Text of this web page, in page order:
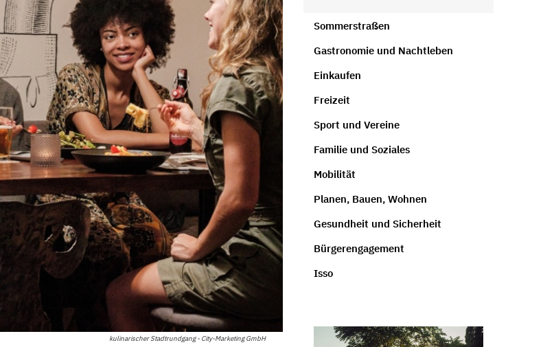
kulinarischer Stadtrundgang - City-Marketing GmbH
Sommerstraßen
Gastronomie und Nachtleben
Einkaufen
Freizeit
Sport und Vereine
Familie und Soziales
Mobilität
Planen, Bauen, Wohnen
Gesundheit und Sicherheit
Bürgerengagement
Isso